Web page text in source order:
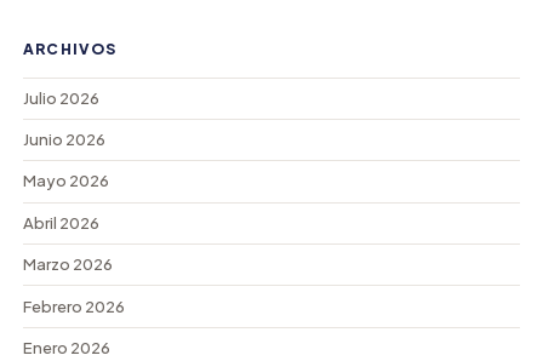
ARCHIVOS
Julio 2026
Junio 2026
Mayo 2026
Abril 2026
Marzo 2026
Febrero 2026
Enero 2026